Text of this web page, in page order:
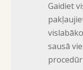
Gaidiet
sausā